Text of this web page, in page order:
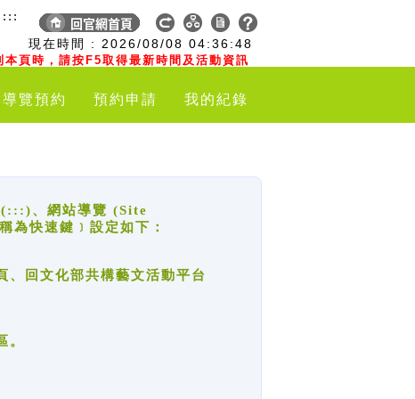
現在時間 : 2026/08/08 04:36:48
本頁時，請按F5取得最新時間及活動資訊
:::
導覽預約 預約申請 我的紀錄
(:::)、網站導覽 (Site
快速鍵﹞設定如下：
回文化部共構藝文活動平台